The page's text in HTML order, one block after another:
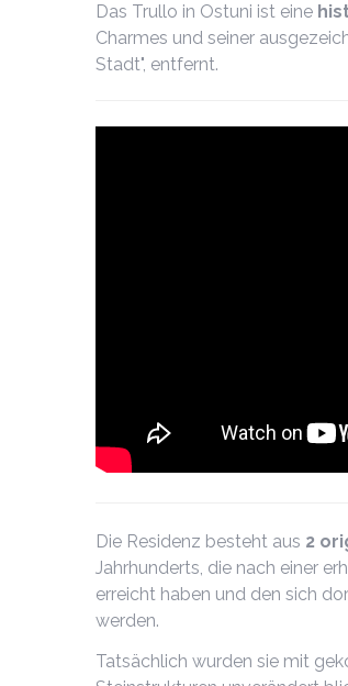
Das Trullo in Ostuni ist eine
Charmes und seiner
Stadt", entfernt.
Die Residenz besteht aus 2
Jahrhunderts, die nach einer
erreicht haben und den sich
werden.
Tatsächlich wurden sie mit